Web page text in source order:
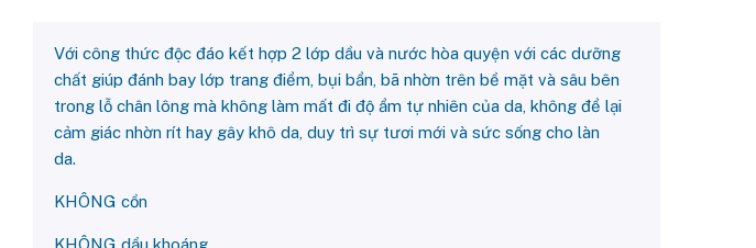
Với công thức độc đáo kết hợp 2 lớp dầu và nước hòa quyện với các dưỡng
chất giúp đánh bay lớp trang điểm, bụi bẩn, bã nhờn trên bề mặt và sâu bên
trong lỗ chân lông mà không làm mất đi độ ẩm tự nhiên của da, không để lại
cảm giác nhờn rít hay gây khô da, duy trì sự tươi mới và sức sống cho làn
da.
KHÔNG cồn
KHÔNG dầu khoáng